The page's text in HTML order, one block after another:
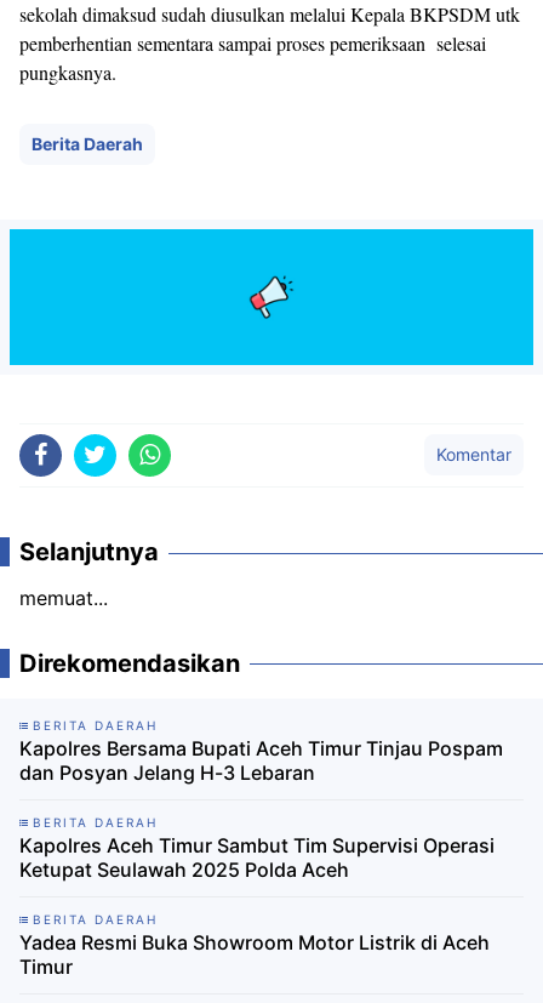
sekolah dimaksud sudah diusulkan melalui Kepala BKPSDM utk
pemberhentian sementara sampai proses pemeriksaan selesai
pungkasnya.
Berita Daerah
Komentar
Selanjutnya
memuat...
Direkomendasikan
BERITA DAERAH
Kapolres Bersama Bupati Aceh Timur Tinjau Pospam
dan Posyan Jelang H-3 Lebaran
BERITA DAERAH
Kapolres Aceh Timur Sambut Tim Supervisi Operasi
Ketupat Seulawah 2025 Polda Aceh
BERITA DAERAH
Yadea Resmi Buka Showroom Motor Listrik di Aceh
Timur